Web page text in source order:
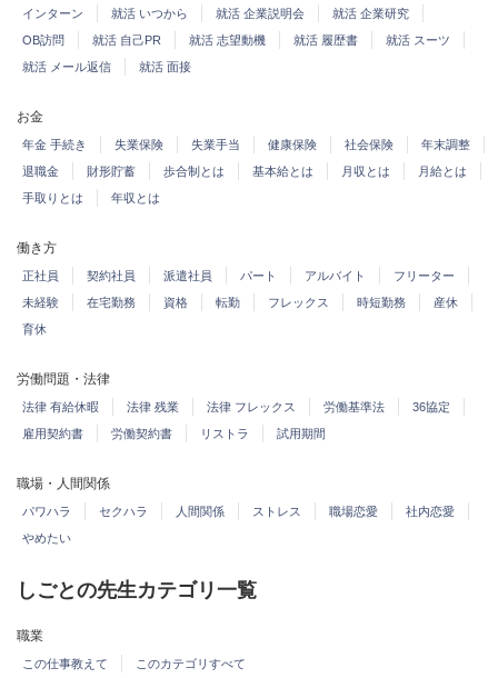
インターン 就活 いつから 就活 企業説明会
就活 企業研究
OB訪問
就活 自己PR 就活 志望動機 就活 履歴書
就活 スーツ
就活 メール返信
就活 面接
お金
年金 手続き 失業保険 失業手当 健康保険 社会保険
年末調整
退職金
財形貯蓄 歩合制とは 基本給とは 月収とは
月給とは
手取りとは
年収とは
働き方
正社員 契約社員 派遣社員 パート アルバイト
フリーター
未経験
在宅勤務 資格 転勤 フレックス 時短勤務
産休
育休
労働問題・法律
法律 有給休暇 法律 残業 法律 フレックス 労働基準法
36協定
雇用契約書
労働契約書 リストラ 試用期間
職場・人間関係
パワハラ セクハラ 人間関係 ストレス 職場恋愛
社内恋愛
やめたい
しごとの先生カテゴリ一覧
職業
この仕事教えて このカテゴリすべて